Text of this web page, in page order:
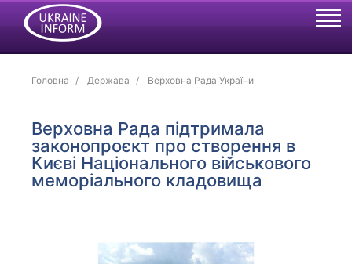
Головна Держава Верховна Рада України
Верховна Рада підтримала
законопроєкт про створення в
Києві Національного військового
меморіального кладовища